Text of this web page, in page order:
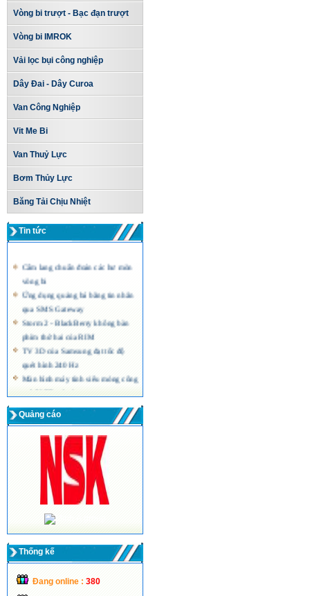
Vòng bi trượt - Bạc đạn trượt
Vòng bi IMROK
Vải lọc bụi công nghiệp
Dây Đai - Dây Curoa
Van Công Nghiệp
Vit Me Bi
Van Thuỷ Lực
Bơm Thủy Lực
Băng Tải Chịu Nhiệt
Tin tức
Cẩm lang chuẩn đoán các hư mòn
vòng bi
Ứng dụng quảng bá bằng tin nhắn
qua SMS Gateway
Storm 2 - BlackBerry không bàn
phím thứ hai của RIM
TV 3D của Samsung đạt tốc độ
quét hình 240 Hz
Màn hình máy tính siêu mỏng công
nghệ LED của Acer
Quảng cáo
Thống kế
Đang online : 380